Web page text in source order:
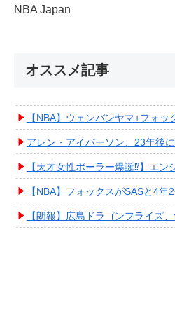
NBA Japan
オススメ記事
【NBA】ウェンバンヤマ+フォックスとかいう化け物
アレン・アイバーソン、23年後に練習の大切さ
【天才女性ボーラー爆誕⁉︎】エンジョイバスケ四
【NBA】フォックスがSASと4年2億2900万ドル
【朗報】広島ドラゴンフライズ、ついにクリスト